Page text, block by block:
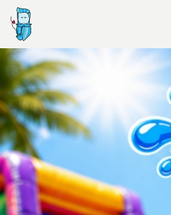
הפרופיל שלי
התנתק